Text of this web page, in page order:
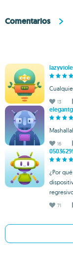
Comentarios
13
16
¿Por
71